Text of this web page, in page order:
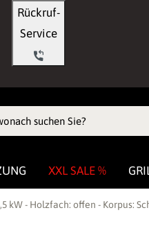
Rückruf-
XXL SALE %
kW - Holzfach: offen - Korpus: